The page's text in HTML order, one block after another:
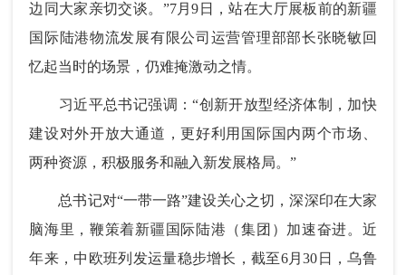
边同大家亲切交谈。”7月9日，站在大厅展板前的新疆
国际陆港物流发展有限公司运营管理部部长张晓敏回
忆起当时的场景，仍难掩激动之情。
习近平总书记强调：“创新开放型经济体制，加快
建设对外开放大通道，更好利用国际国内两个市场、
两种资源，积极服务和融入新发展格局。”
总书记对“一带一路”建设关心之切，深深印在大家
脑海里，鞭策着新疆国际陆港（集团）加速奋进。近
年来，中欧班列发运量稳步增长，截至6月30日，乌鲁